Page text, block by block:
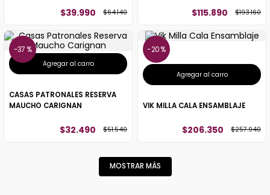
$39.990 $64.140 $115.890 $193.160
37 %
Agregar al carro
CASAS PATRONALES RESERVA
MAUCHO CARIGNAN
$32.490 $51.540
20 %
Agregar al carro
VIK MILLA CALA ENSAMBLAJE
$206.350 $257.940
MOSTRAR MÁS